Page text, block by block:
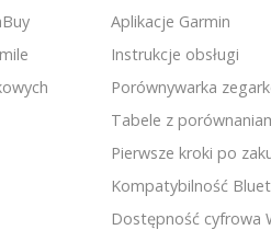
Aplikacje Garmin
Instrukcje obsługi
Porównywarka
Tabele z
Pierwsze kroki po
Kompatybilność
Dostępność cyfrowa